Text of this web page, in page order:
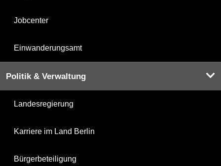
Jobcenter
Einwanderungsamt
Politik & Verwaltung
Landesregierung
Karriere im Land Berlin
Bürgerbeteiligung